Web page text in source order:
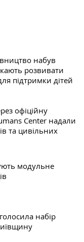
набув
розвивати
підтримки дітей
офіційну
Center надали
та цивільних
модульне
набір